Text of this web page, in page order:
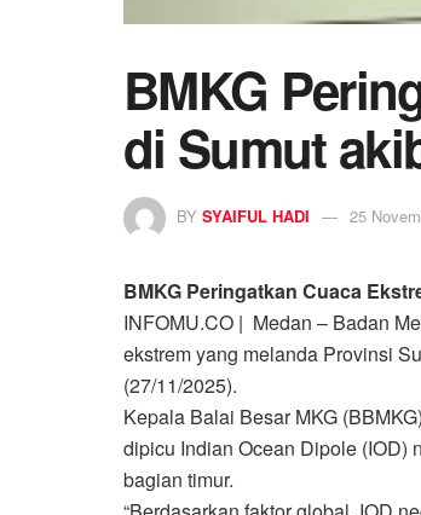
BMKG
di Sumut
BY SYAIFUL HADI 25
BMKG Peringatkan Cuaca
INFOMU.CO | Medan – Badan
ekstrem yang melanda Provinsi
(27/11/2025).
Kepala Balai Besar MKG
dipicu Indian Ocean Dipole (IOD)
bagian timur.